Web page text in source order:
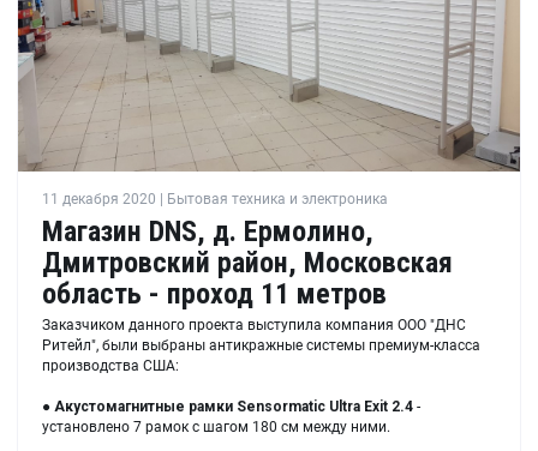
11 декабря 2020 | Бытовая техника и электроника
Магазин DNS, д. Ермолино,
Дмитровский район, Московская
область - проход 11 метров
Заказчиком данного проекта выступила компания ООО "ДНС
Ритейл", были выбраны антикражные системы премиум-класса
производства США:
● Акустомагнитные рамки Sensormatic Ultra Exit 2.4 -
установлено 7 рамок с шагом 180 см между ними.